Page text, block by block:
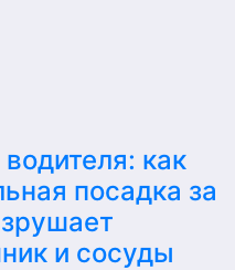
как
посадка за
и сосуды